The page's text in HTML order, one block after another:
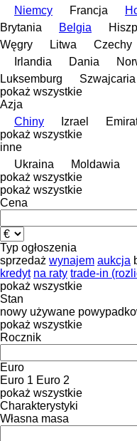
Niemcy
Francja
Brytania
Belgia
Węgry
Litwa Czechy
Irlandia
Dania
Luksemburg
Szwajcaria
pokaż wszystkie
Azja
Chiny
Izrael
pokaż wszystkie
inne
Ukraina
Moldawia
pokaż wszystkie
pokaż wszystkie
Cena
Typ ogłoszenia
sprzedaż wynajem aukcja
kredyt na raty trade-in
pokaż wszystkie
Stan
nowy używane
pokaż wszystkie
Rocznik
Euro
Euro 1 Euro 2
pokaż wszystkie
Charakterystyki
Własna masa